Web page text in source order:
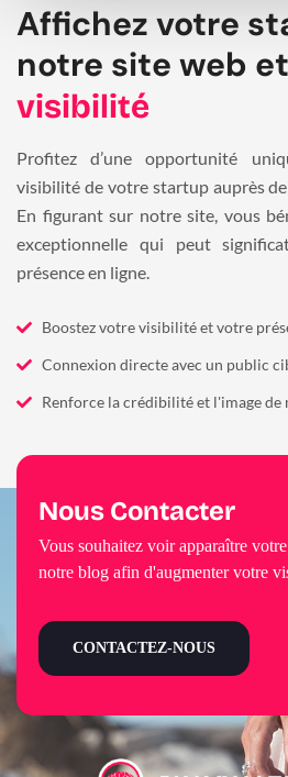
Affichez votre
notre site web et
visibilité
Profitez d’une opportunité
visibilité de votre startup auprès de
En figurant sur notre site, vous
exceptionnelle qui peut
présence en ligne.
Boostez votre visibilité et votre
Connexion directe avec un public
Renforce la crédibilité et l'image de
Nous Contacter
Vous souhaitez voir apparaître
notre blog afin d'augmenter votre
CONTACTEZ-NOUS